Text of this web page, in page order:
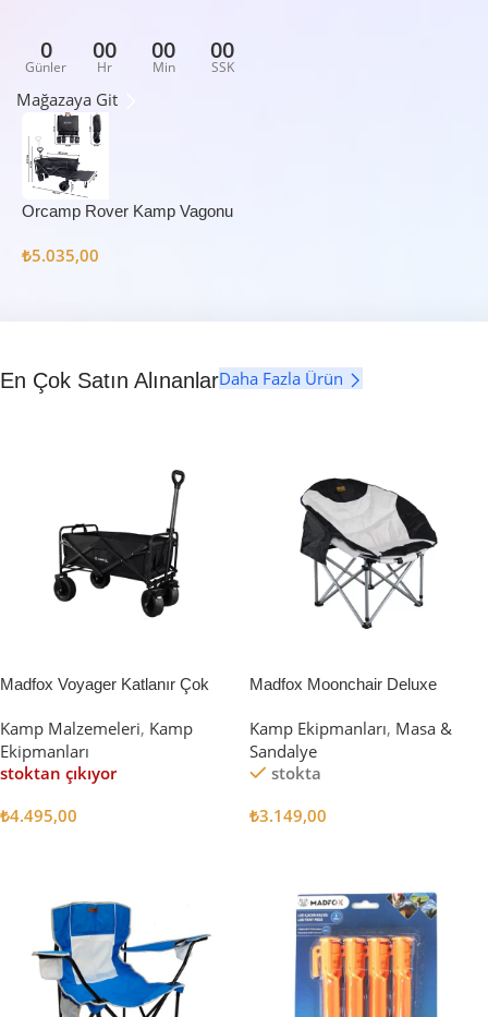
0
Günler
00
Hr
00
Min
00
SSK
Mağazaya Git
Orcamp Rover Kamp Vagonu
₺5.035,00
En Çok Satın AlınanlarDaha Fazla Ürün
Madfox Voyager Katlanır Çok
[Vagon] BLACK
Kamp Malzemeleri, Kamp
Ekipmanları
stoktan çıkıyor
₺4.495,00
Madfox Moonchair Deluxe
Siyah/Gri
Kamp Ekipmanları, Masa &
Sandalye
stokta
₺3.149,00